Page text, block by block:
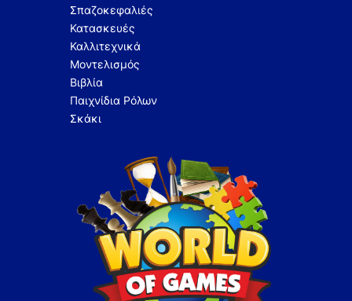
Σπαζοκεφαλιές
Κατασκευές
Καλλιτεχνικά
Μοντελισμός
Βιβλία
Παιχνίδια Ρόλων
Σκάκι